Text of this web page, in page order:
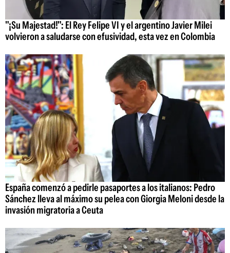
"¡Su Majestad!": El Rey Felipe VI y el argentino Javier Milei
volvieron a saludarse con efusividad, esta vez en Colombia
España comenzó a pedirle pasaportes a los italianos: Pedro
Sánchez lleva al máximo su pelea con Giorgia Meloni desde la
invasión migratoria a Ceuta